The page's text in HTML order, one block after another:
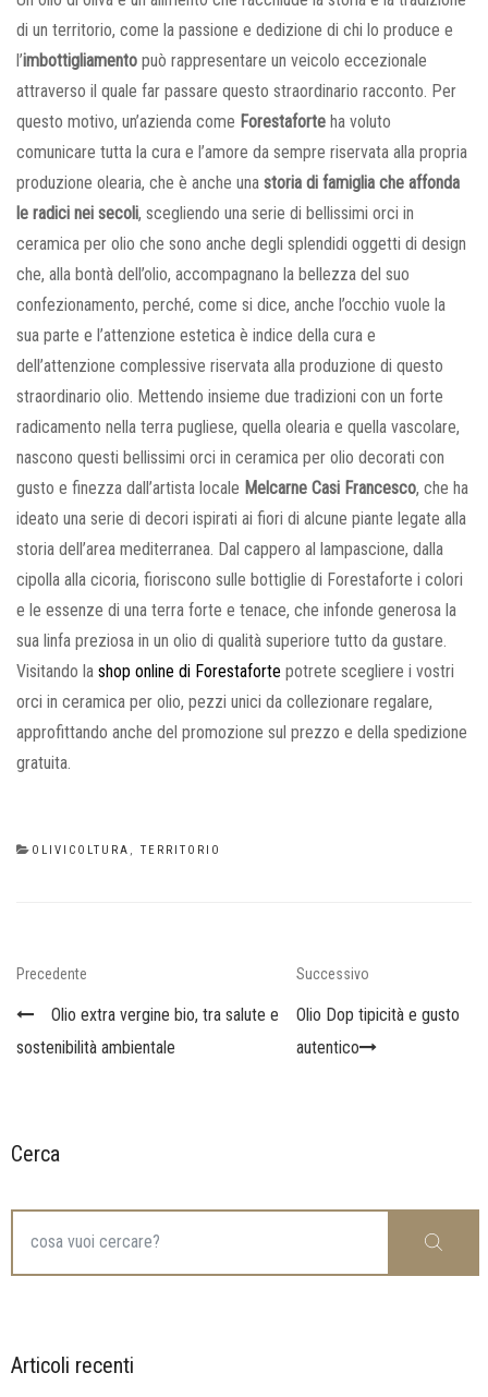
di un territorio, come la passione e dedizione di chi lo produce e
l’imbottigliamento può rappresentare un veicolo eccezionale
attraverso il quale far passare questo straordinario racconto. Per
questo motivo, un’azienda come Forestaforte ha voluto
comunicare tutta la cura e l’amore da sempre riservata alla propria
produzione olearia, che è anche una storia di famiglia che affonda
le radici nei secoli, scegliendo una serie di bellissimi orci in
ceramica per olio che sono anche degli splendidi oggetti di design
che, alla bontà dell’olio, accompagnano la bellezza del suo
confezionamento, perché, come si dice, anche l’occhio vuole la
sua parte e l’attenzione estetica è indice della cura e
dell’attenzione complessive riservata alla produzione di questo
straordinario olio. Mettendo insieme due tradizioni con un forte
radicamento nella terra pugliese, quella olearia e quella vascolare,
nascono questi bellissimi orci in ceramica per olio decorati con
gusto e finezza dall’artista locale Melcarne Casi Francesco, che ha
ideato una serie di decori ispirati ai fiori di alcune piante legate alla
storia dell’area mediterranea. Dal cappero al lampascione, dalla
cipolla alla cicoria, fioriscono sulle bottiglie di Forestaforte i colori
e le essenze di una terra forte e tenace, che infonde generosa la
sua linfa preziosa in un olio di qualità superiore tutto da gustare.
Visitando la shop online di Forestaforte potrete scegliere i vostri
orci in ceramica per olio, pezzi unici da collezionare regalare,
approfittando anche del promozione sul prezzo e della spedizione
gratuita.
CATEGORIES
OLIVICOLTURA TERRITORIO
Navigazione
articoli
Previous
Precedente
Olio extra vergine bio, tra salute e
sostenibilità ambientale
Next
Post
Successivo
Olio Dop tipicità e gusto
autentico
Cerca
Articoli recenti